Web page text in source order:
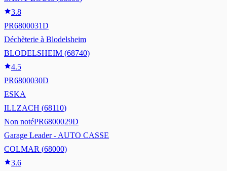
3.8
PR6800031D
Déchèterie à Blodelsheim
BLODELSHEIM (68740)
4.5
PR6800030D
ESKA
ILLZACH (68110)
Non notéPR6800029D
Garage Leader - AUTO CASSE
COLMAR (68000)
3.6